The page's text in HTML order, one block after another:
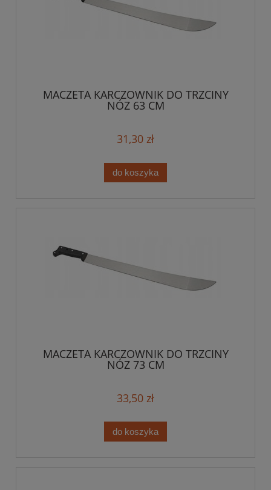
MACZETA KARCZOWNIK DO TRZCINY
NÓZ 63 CM
31,30 zł
do koszyka
MACZETA KARCZOWNIK DO TRZCINY
NÓZ 73 CM
33,50 zł
do koszyka